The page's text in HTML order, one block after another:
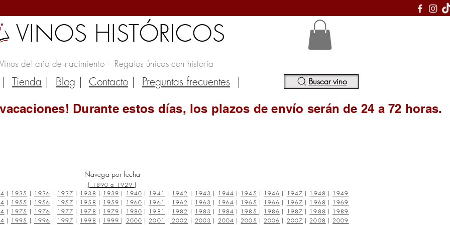
VINOS HISTÓRICOS
Vinos del año de nacimiento – Regalos únicos con historia
| Tienda | Blog | Contacto | Preguntas frecuentes | Buscar vino
Durante estos días, los plazos de envío serán de 24 a 72 horas.
Navega por fecha
| 1890 a 1929 |
| 1935 | 1936 | 1937 | 1938 | 1939 | 1940 | 1941 | 1942 | 1943 | 1944 | 1945 | 1946 | 1947 | 1948 | 1949
| 1955 | 1956 | 1957 | 1958 | 1959 | 1960 | 1961 | 1962 | 1963 | 1964 | 1965 | 1966 | 1967 | 1968 | 1969
| 1975 | 1976 | 1977 | 1978 | 1979 | 1980 | 1981 | 1982 | 1983 | 1984 | 1985 | 1986 | 1987 | 1988 | 1989
| 1995 | 1996 | 1997 | 1998 | 1999 | 2000 | 2001 | 2002 | 2003 | 2004 | 2005 | 2006 | 2007 | 2008 | 2009